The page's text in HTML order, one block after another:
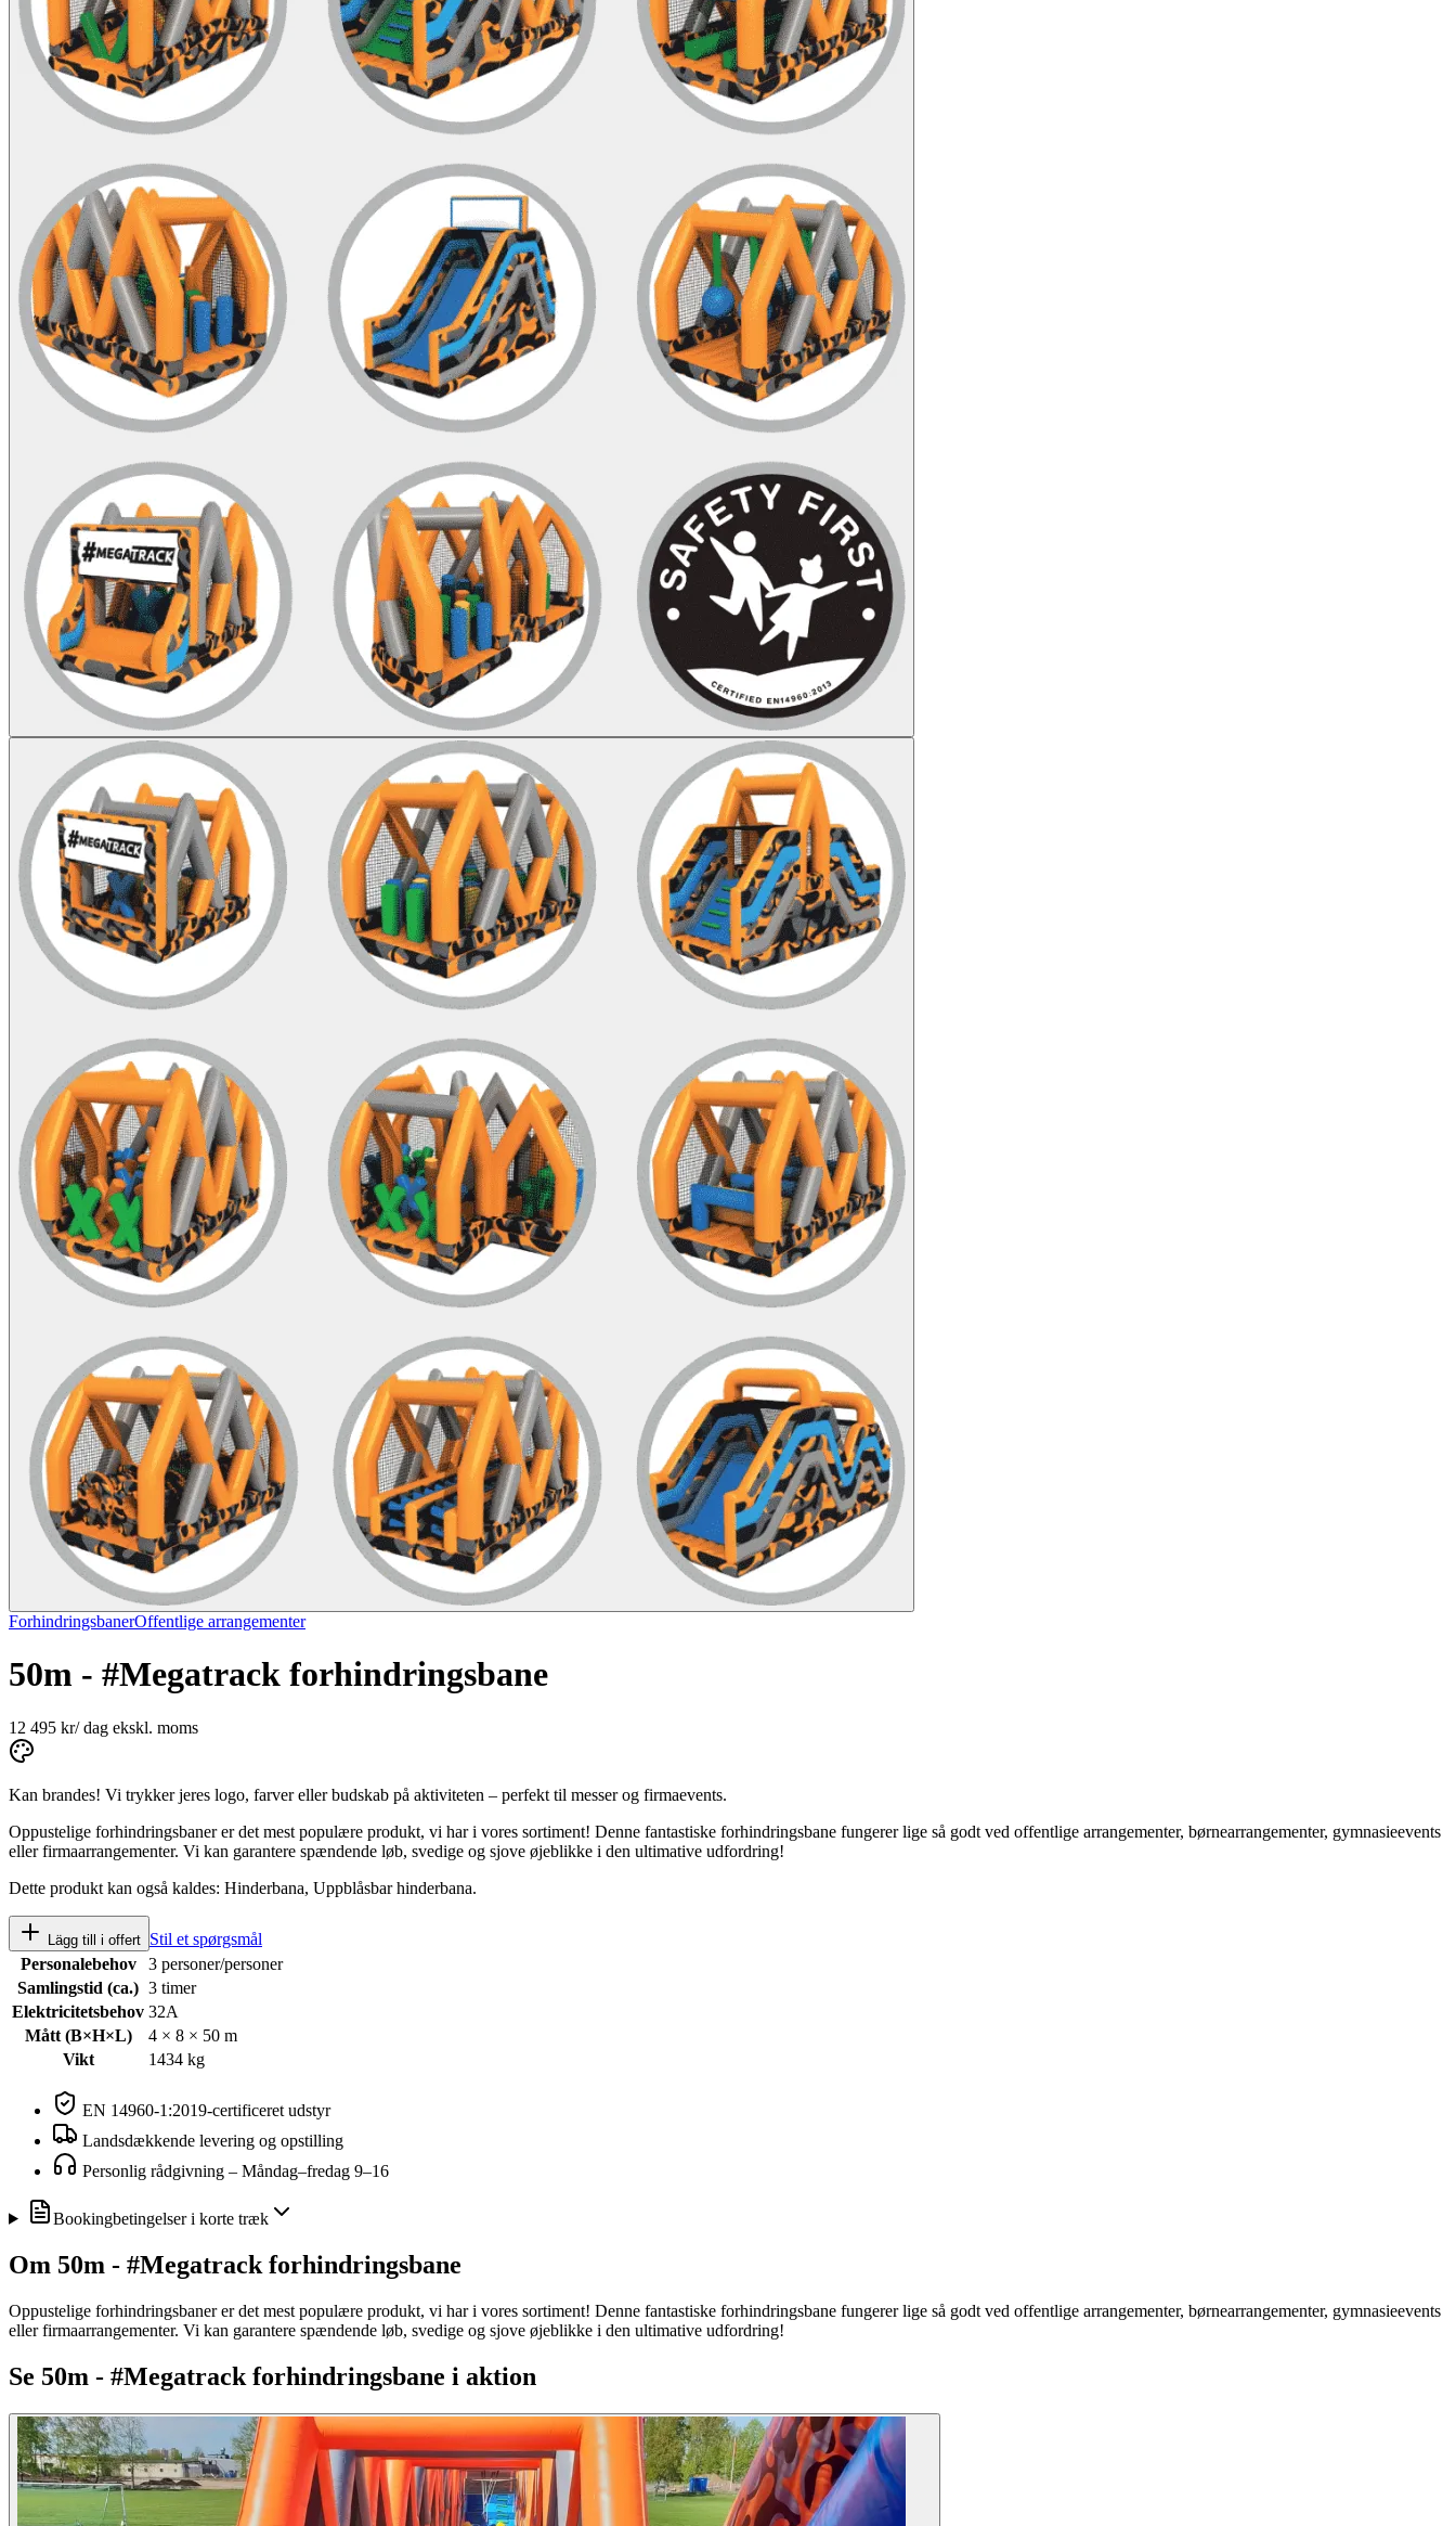
ForhindringsbanerOffentlige arrangementer
50m - #Megatrack forhindringsbane
12 495 kr/dag ekskl. moms
Kan brandes! Vi trykker jeres logo, farver eller budskab på aktiviteten – perfekt til messer og firmaevents.
Oppustelige forhindringsbaner er det mest populære produkt, vi har i vores sortiment! Denne fantastiske forhindringsbane fungerer lige så godt ved offentlige arrangementer, børnearrangementer, gymnasieevents
eller firmaarrangementer. Vi kan garantere spændende løb, svedige og sjove øjeblikke i den ultimative udfordring!
Dette produkt kan også kaldes: Hinderbana, Uppblåsbar hinderbana.
Lägg till i offert Stil et spørgsmål
Personalebehov
3 personer/personer
Samlingstid (ca.) 3 timer
Elektricitetsbehov 32A
Mått (B×H×L)
4 × 8 × 50 m
Vikt
1434 kg
EN 14960-1:2019-certificeret udstyr
Landsdækkende levering og opstilling
Personlig rådgivning – Måndag–fredag 9–16
Bookingbetingelser i korte træk
Om 50m - #Megatrack forhindringsbane
Oppustelige forhindringsbaner er det mest populære produkt, vi har i vores sortiment! Denne fantastiske forhindringsbane fungerer lige så godt ved offentlige arrangementer, børnearrangementer, gymnasieevents
eller firmaarrangementer. Vi kan garantere spændende løb, svedige og sjove øjeblikke i den ultimative udfordring!
Se 50m - #Megatrack forhindringsbane i aktion